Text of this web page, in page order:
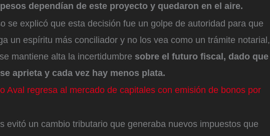
dependían de este proyecto y quedaron en el aire.
se explicó que esta decisión fue un golpe de autoridad para que
un espíritu más conciliador y no los vea como un trámite notarial,
mantiene alta la incertidumbre sobre el futuro fiscal, dado que
aprieta y cada vez hay menos plata.
Aval regresa al mercado de capitales con emisión de bonos por
evitó un cambio tributario que generaba nuevos impuestos que